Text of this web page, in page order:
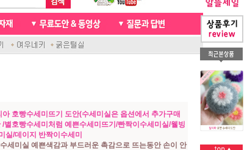
7
천연가죽 핸드메이드라벨
8
신생아모자뜨기
10
손뜨개인형
1
자라무늬 목도리뜨기
아 호빵수세미뜨기 도안(수세미실은 옵션에서 추가구매
별호빵수세미처럼 예쁜수세미뜨기/빤짝이수세미실/웰빙
실/데이지 반짝이수세미
세미실 예쁜색감과 부드러운 촉감으로 뜨는동안 손이 안